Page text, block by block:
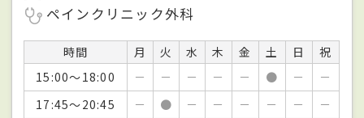
ペインクリニック外科
時間 月 火 水 木 金 土 日
祝
15:00～18:00
－ － － － － ● －
－
17:45～20:45
－ ● － － － － －
－